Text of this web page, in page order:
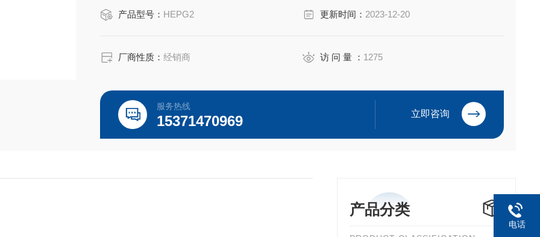
产品型号： HEPG2 更新时间： 2023-12-20
厂商性质：经销商 访 问 量 ： 1275
服务热线
15371470969 立即咨询
产品分类
电话